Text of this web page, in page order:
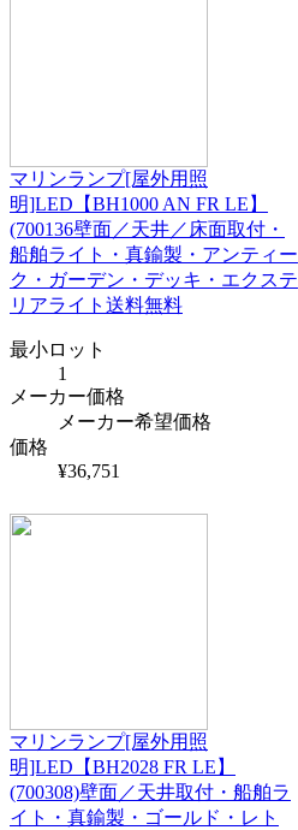
マリンランプ[屋外用照
明]LED【BH1000 AN FR LE】
(700136壁面／天井／床面取付・
船舶ライト・真鍮製・アンティー
ク・ガーデン・デッキ・エクステ
リアライト送料無料
最小ロット
1
メーカー価格
メーカー希望価格
価格
¥36,751
マリンランプ[屋外用照
明]LED【BH2028 FR LE】
(700308)壁面／天井取付・船舶ラ
イト・真鍮製・ゴールド・レト